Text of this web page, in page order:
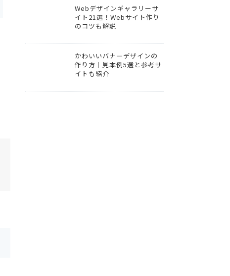
Webデザインギャラリーサ
イト21選！Webサイト作り
のコツも解説
かわいいバナーデザインの
作り方｜見本例5選と参考サ
イトも紹介